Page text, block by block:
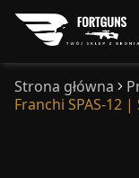
Strona główna
Franchi SPAS-12